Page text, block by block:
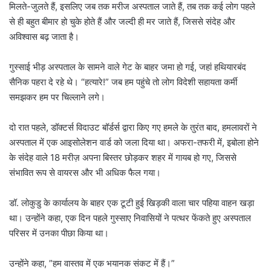
मिलते-जुलते हैं, इसलिए जब तक मरीज अस्पताल जाते हैं, तब तक कई लोग पहले
से ही बहुत बीमार हो चुके होते हैं और जल्दी ही मर जाते हैं, जिससे संदेह और
अविश्वास बढ़ जाता है।
गुस्साई भीड़ अस्पताल के सामने वाले गेट के बाहर जमा हो गई, जहां हथियारबंद
सैनिक पहरा दे रहे थे। “हत्यारे!” जब हम पहुंचे तो लोग विदेशी सहायता कर्मी
समझकर हम पर चिल्लाने लगे।
दो रात पहले, डॉक्टर्स विदाउट बॉर्डर्स द्वारा किए गए हमले के तुरंत बाद, हमलावरों ने
अस्पताल में एक आइसोलेशन वार्ड को जला दिया था। अफरा-तफरी में, इबोला होने
के संदेह वाले 18 मरीज़ अपना बिस्तर छोड़कर शहर में गायब हो गए, जिससे
संभावित रूप से वायरस और भी अधिक फैल गया।
डॉ. लोकुडु के कार्यालय के बाहर एक टूटी हुई खिड़की वाला चार पहिया वाहन खड़ा
था। उन्होंने कहा, एक दिन पहले गुस्साए निवासियों ने पत्थर फेंकते हुए अस्पताल
परिसर में उनका पीछा किया था।
उन्होंने कहा, ”हम वास्तव में एक भयानक संकट में हैं।”